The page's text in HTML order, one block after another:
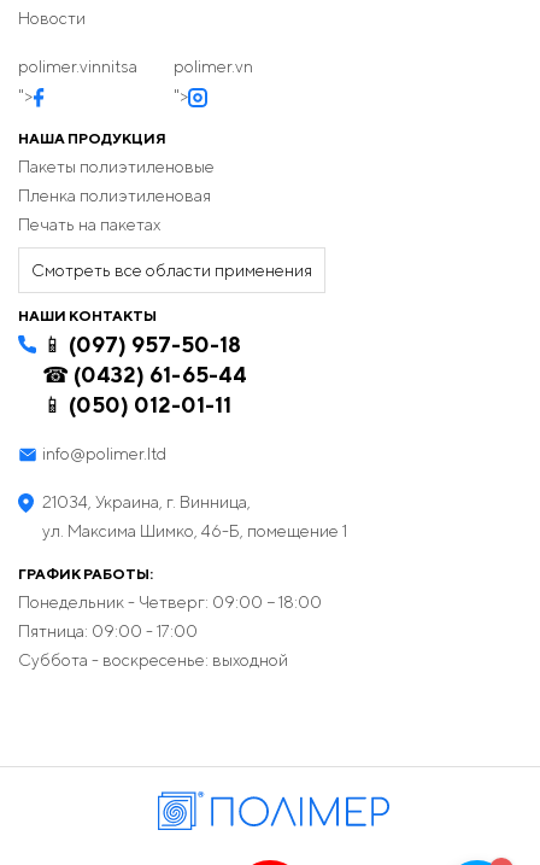
Новости
polimer.vinnitsa
">
polimer.vn
">
НАША ПРОДУКЦИЯ
Пакеты полиэтиленовые
Пленка полиэтиленовая
Печать на пакетах
Смотреть все области применения
НАШИ КОНТАКТЫ
📱 (097) 957-50-18
☎ (0432) 61-65-44
📱 (050) 012-01-11
info@polimer.ltd
21034, Украина, г. Винница,
ул. Максима Шимко, 46-Б, помещение 1
ГРАФИК РАБОТЫ:
Понедельник - Четверг: 09:00 − 18:00
Пятница: 09:00 - 17:00
Суббота - воскресенье: выходной